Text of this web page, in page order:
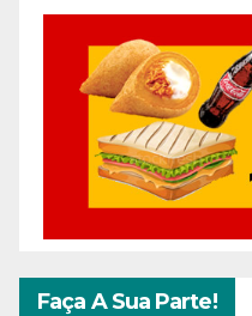
Faça A Sua Parte!